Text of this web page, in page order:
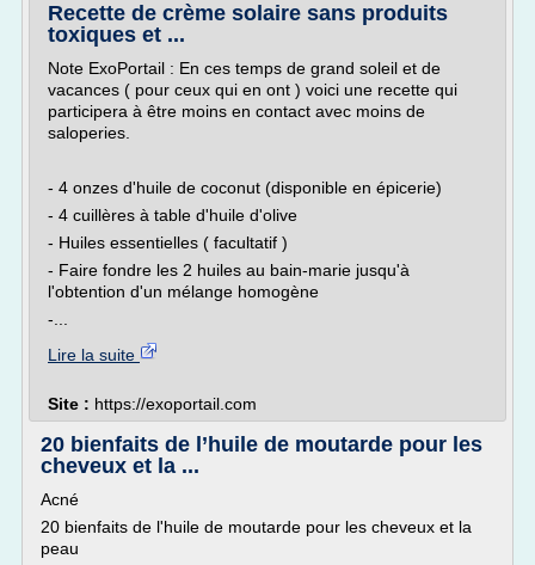
Recette de crème solaire sans produits
toxiques et ...
Note ExoPortail : En ces temps de grand soleil et de
vacances ( pour ceux qui en ont ) voici une recette qui
participera à être moins en contact avec moins de
saloperies.
- 4 onzes d'huile de coconut (disponible en épicerie)
- 4 cuillères à table d'huile d'olive
- Huiles essentielles ( facultatif )
- Faire fondre les 2 huiles au bain-marie jusqu'à
l'obtention d'un mélange homogène
-...
Lire la suite
Site : https://exoportail.com
20 bienfaits de l’huile de moutarde pour les
cheveux et la ...
Acné
20 bienfaits de l'huile de moutarde pour les cheveux et la
peau